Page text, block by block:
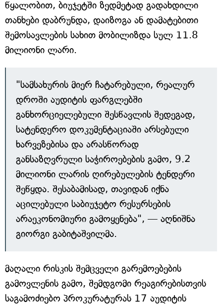
წყალობით, ბიუჯეტში ზედმეტად გადახდილი
თანხები დაბრუნდა, დაიზოგა ან დამატებითი
შემოსავლების სახით მობილიზდა სულ 11.8
მილიონი ლარი.
"სამსახურის მიერ ჩატარებული, რეალურ
დროში აუდიტის ფარგლებში
განხორციელებული შესწავლის შედეგად,
სატენდერო დოკუმენტაციაში არსებული
ხარვეზებისა და არასწორად
განსაზღვრული საჭიროებების გამო, 9.2
მილიონი ლარის ღირებულების ტენდერი
შეწყდა. შესაბამისად, თავიდან იქნა
აცილებული საბიუჯეტო რესურსების
არაეკონომიური გამოყენება", — აღნიშნა
გიორგი გაბიტაშვილმა.
მაღალი რისკის შემცველი გარემოებების
გამოვლენის გამო, შემდგომი რეაგირებისთვის
საგამოძიებო პროკურატურას 17 აუდიტის